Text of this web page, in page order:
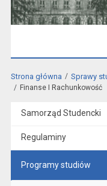
Strona główna Sprawy
Finanse I Rachunkowość
Samorząd Studencki
Regulaminy
Programy studiów